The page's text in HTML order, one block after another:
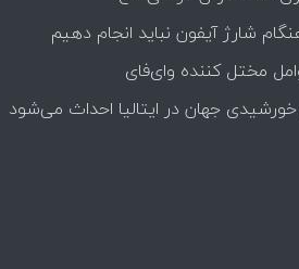
شارژ آیفون نباید انجام دهیم
مختل کننده وای‌فای
جهان در ایتالیا احداث می‌شود